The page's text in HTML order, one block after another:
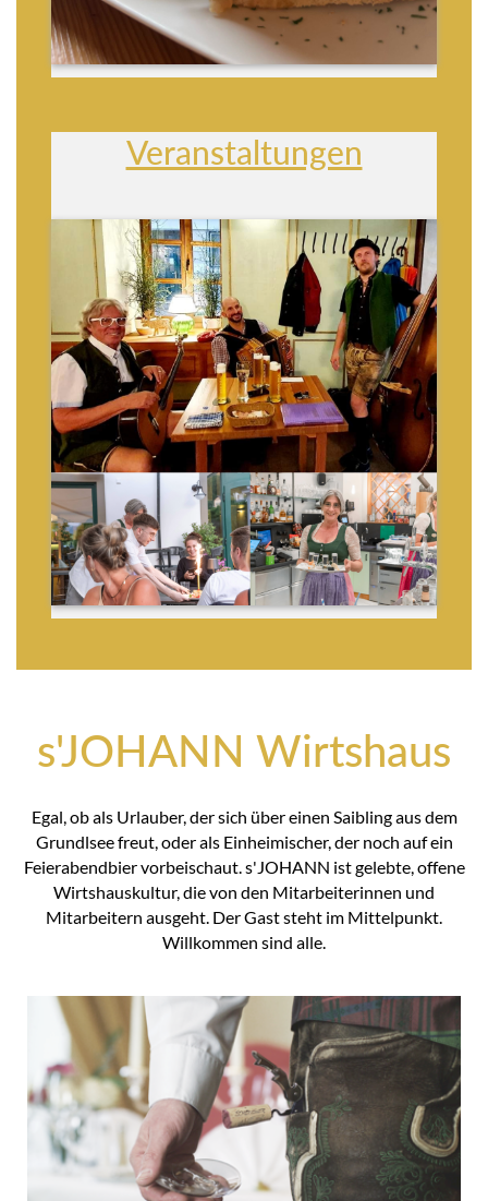
Veranstaltungen
s'JOHANN Wirtshaus
Egal, ob als Urlauber, der sich über einen Saibling aus dem
Grundlsee freut, oder als Einheimischer, der noch auf ein
Feierabendbier vorbeischaut. s'JOHANN ist gelebte, offene
Wirtshauskultur, die von den Mitarbeiterinnen und
Mitarbeitern ausgeht. Der Gast steht im Mittelpunkt.
Willkommen sind alle.